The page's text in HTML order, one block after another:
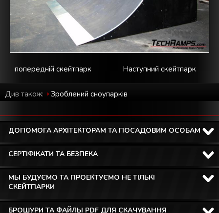
Наступний скейтпарк
попередній скейтпарк
Див також: Зроблений cноупарків
ДОПОМОГА АРХІТЕКТОРАМ ТА ПОСАДОВИМ ОСОБАМ
СЕРТІФІКАТИ ТА БЕЗПЕКА
МЫ БУДУЄМО ТА ПРОЕКТУЄМО НЕ ТІЛЬКІ
СКЕЙТПАРКИ
БРОШУРИ ТА ФАЙЛЫ PDF ДЛЯ СКАЧУВАННЯ